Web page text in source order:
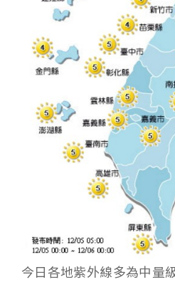
今日各地紫外線多為中量